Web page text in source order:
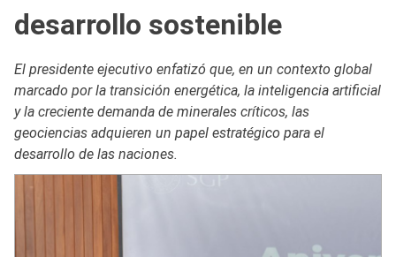
desarrollo sostenible
El presidente ejecutivo enfatizó que, en un contexto global
marcado por la transición energética, la inteligencia artificial
y la creciente demanda de minerales críticos, las
geociencias adquieren un papel estratégico para el
desarrollo de las naciones.